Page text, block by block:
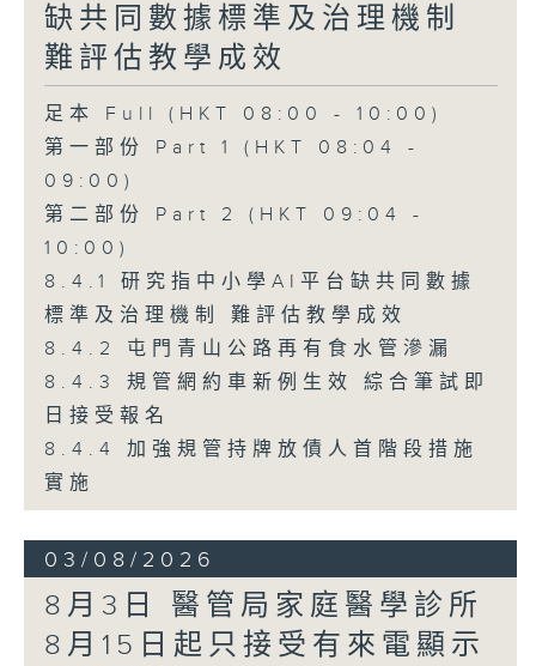
缺共同數據標準及治理機制
難評估教學成效
足本 Full (HKT 08:00 - 10:00)
第一部份 Part 1 (HKT 08:04 -
09:00)
第二部份 Part 2 (HKT 09:04 -
10:00)
8.4.1 研究指中小學AI平台缺共同數據
標準及治理機制 難評估教學成效
8.4.2 屯門青山公路再有食水管滲漏
8.4.3 規管網約車新例生效 綜合筆試即
日接受報名
8.4.4 加強規管持牌放債人首階段措施
實施
03/08/2026
8月3日 醫管局家庭醫學診所
8月15日起只接受有來電顯示